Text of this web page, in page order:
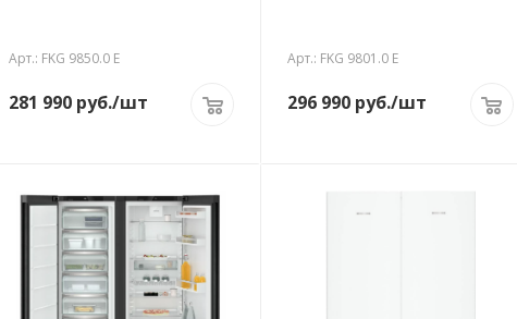
Арт.: FKG 9850.0 E
281 990руб./шт
Арт.: FKG 9801.0 E
296 990 руб./шт